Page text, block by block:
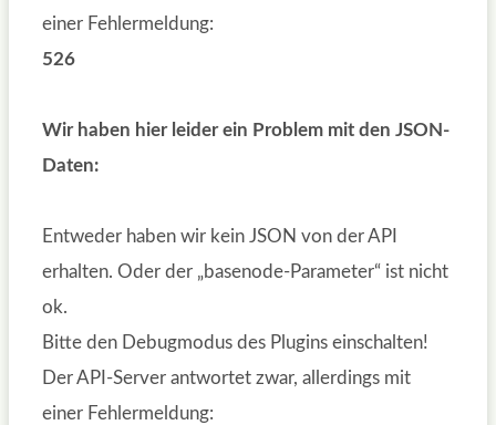
einer Fehlermeldung:
526
Wir haben hier leider ein Problem mit den JSON-
Daten:
Entweder haben wir kein JSON von der API
erhalten. Oder der „basenode-Parameter“ ist nicht
ok.
Bitte den Debugmodus des Plugins einschalten!
Der API-Server antwortet zwar, allerdings mit
einer Fehlermeldung: